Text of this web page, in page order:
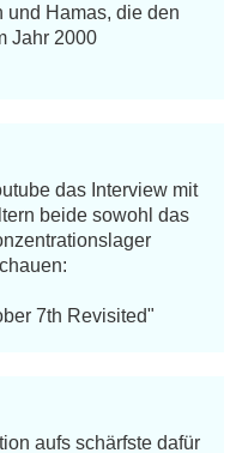
und Hamas, die den
Jahr 2000
das Interview mit
beide sowohl das
7th Revisited"
aufs schärfste dafür